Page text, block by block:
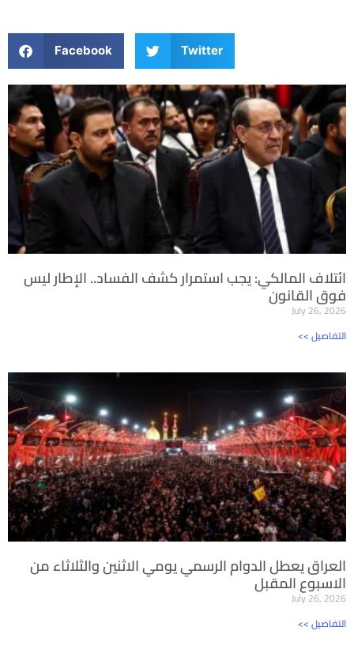
Facebook Twitter
ائتلاف المالكي: يجب استمرار كشف الفساد.. الإطار ليس
فوق القانون
July 26, 2026
<< التفاصيل
العراق يعطل الدوام الرسمي يومي الاثنين والثلاثاء من
الاسبوع المقبل
July 26, 2026
<< التفاصيل